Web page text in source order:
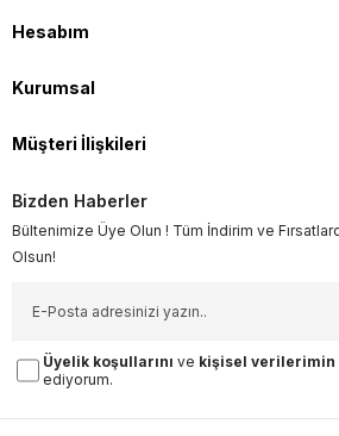
Hesabım
Kurumsal
Müşteri İlişkileri
Bizden Haberler
Bültenimize Üye Olun ! Tüm İndirim ve
Olsun!
Üyelik koşullarını ve kişisel verilerimin
ediyorum.